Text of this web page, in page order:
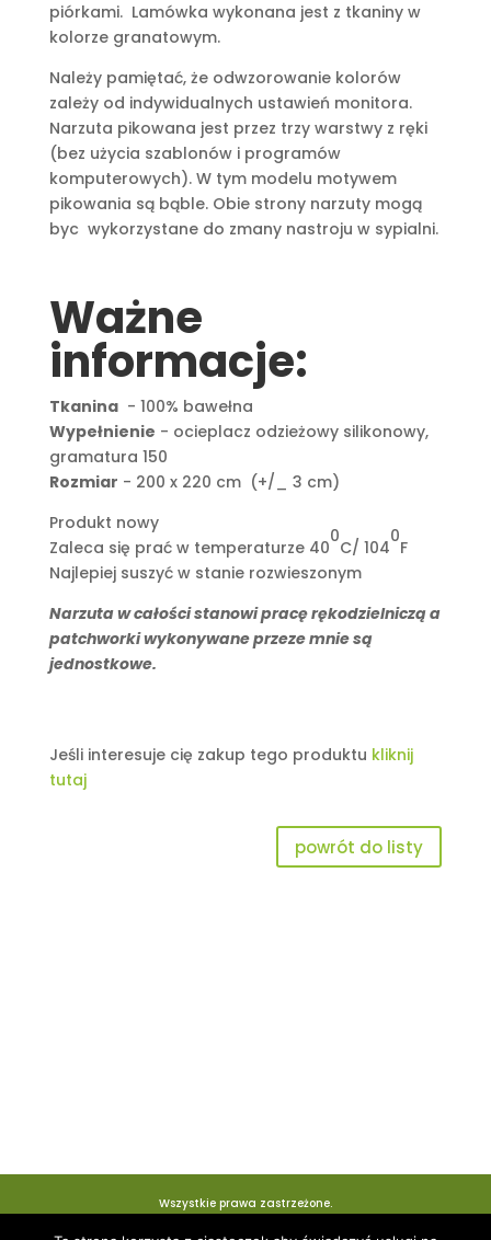
piórkami. Lamówka wykonana jest z tkaniny w
kolorze granatowym.
Należy pamiętać, że odwzorowanie kolorów
zależy od indywidualnych ustawień monitora.
Narzuta pikowana jest przez trzy warstwy z ręki
(bez użycia szablonów i programów
komputerowych). W tym modelu motywem
pikowania są bąble. Obie strony narzuty mogą
byc wykorzystane do zmany nastroju w sypialni.
Ważne
informacje:
Tkanina- 100% bawełna
Wypełnienie - ocieplacz odzieżowy silikonowy,
gramatura 150
Rozmiar - 200 x 220 cm (+/_ 3 cm)
Produkt nowy
Zaleca się prać w temperaturze 40
0
C/ 104
0
F
Najlepiej suszyć w stanie rozwieszonym
Narzuta w całości stanowi pracę rękodzielniczą a
patchworki wykonywane przeze mnie są
jednostkowe.
Jeśli interesuje cię zakup tego produktu kliknij
tutaj
powrót do listy
Wszystkie prawa zastrzeżone.